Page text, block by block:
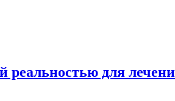
реальностью для